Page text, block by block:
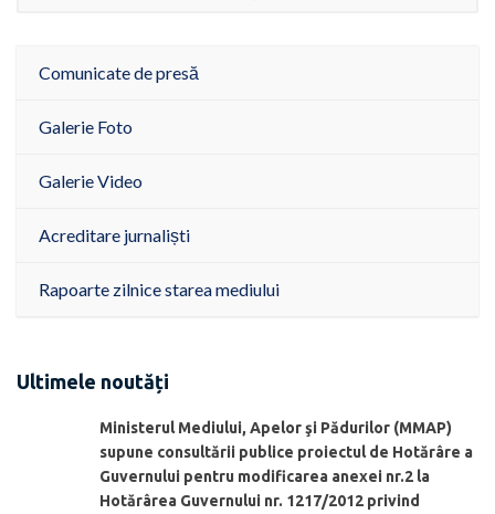
Comunicate de presă
Galerie Foto
Galerie Video
Acreditare jurnaliști
Rapoarte zilnice starea mediului
Ultimele noutăți
Ministerul Mediului, Apelor şi Pădurilor (MMAP)
supune consultării publice proiectul de Hotărâre a
Guvernului pentru modificarea anexei nr.2 la
Hotărârea Guvernului nr. 1217/2012 privind